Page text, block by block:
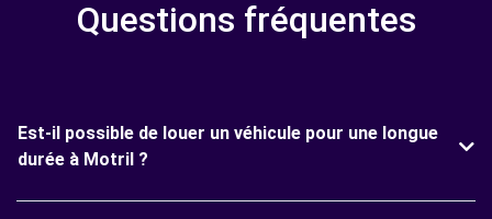
Questions fréquentes
Est-il possible de louer un véhicule pour une longue
durée à Motril ?